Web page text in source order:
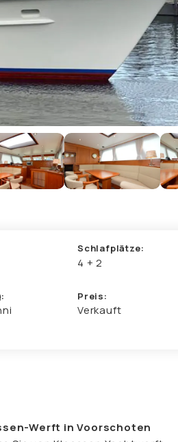
Schlafplätze:
4 + 2
Preis:
Verkauft
Werft in Voorschoten